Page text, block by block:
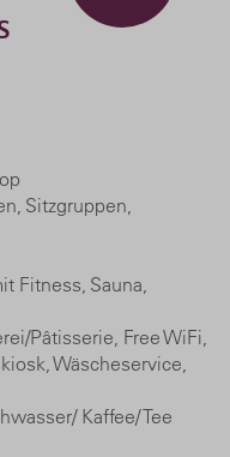
Sitzgruppen,
Fitness, Sauna,
Pâtisserie, Free WiFi,
Wäscheservice,
Kaffee/ Tee